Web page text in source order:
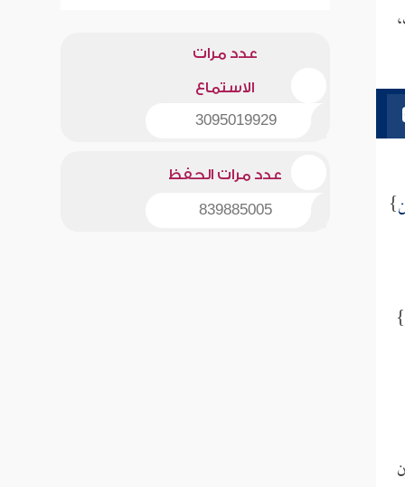
}
}
عدد مرات
الاستماع
3095019929
عدد مرات الحفظ
839885005